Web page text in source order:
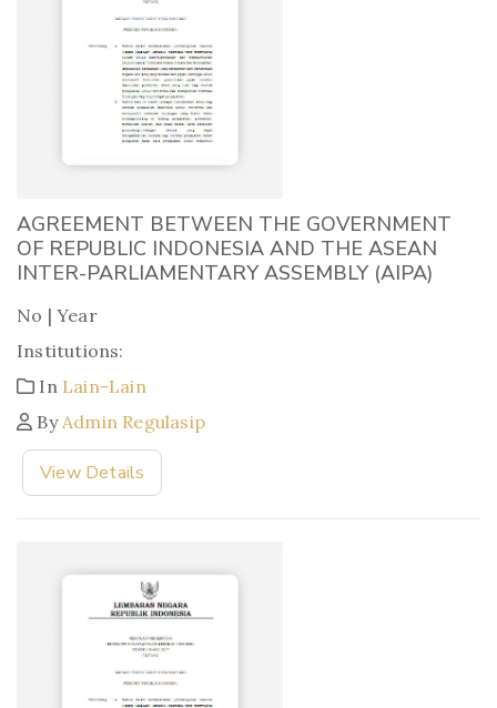
AGREEMENT BETWEEN THE GOVERNMENT
OF REPUBLIC INDONESIA AND THE ASEAN
INTER-PARLIAMENTARY ASSEMBLY (AIPA)
No | Year
Institutions:
In Lain-Lain
ByAdmin Regulasip
View Details